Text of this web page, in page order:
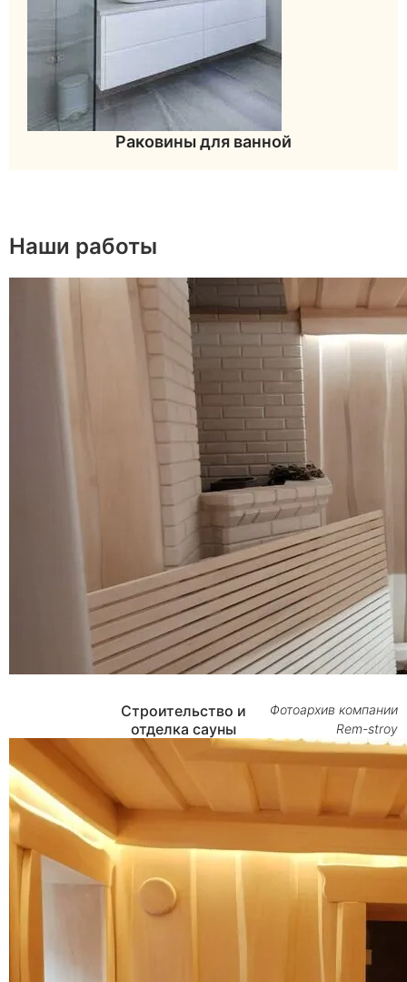
Раковины для ванной
Наши работы
Строительство и
отделка сауны
Фотоархив компании
Rem-stroy